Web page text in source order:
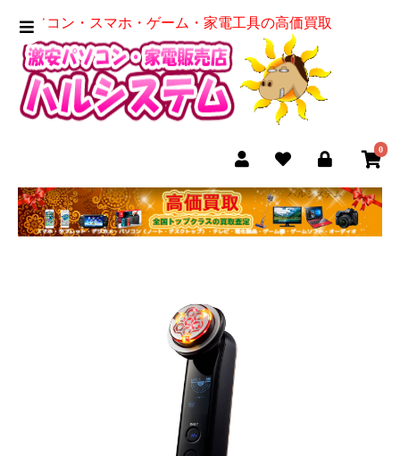
パソコン・スマホ・ゲーム・家電工具の高価買取
0